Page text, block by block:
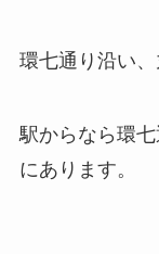
環七通り沿い、
駅からなら環
にあります。